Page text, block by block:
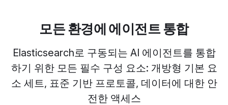
모든 환경에 에이전트 통합
Elasticsearch로 구동되는 AI 에이전트를 통합
하기 위한 모든 필수 구성 요소: 개방형 기본 요
소 세트, 표준 기반 프로토콜, 데이터에 대한 안
전한 액세스